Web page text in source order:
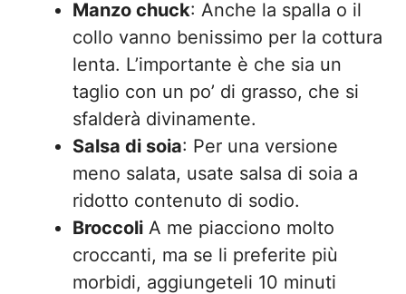
Manzo chuck: Anche la spalla o il
collo vanno benissimo per la cottura
lenta. L’importante è che sia un
taglio con un po’ di grasso, che si
sfalderà divinamente.
Salsa di soia: Per una versione
meno salata, usate salsa di soia a
ridotto contenuto di sodio.
Broccoli A me piacciono molto
croccanti, ma se li preferite più
morbidi, aggiungeteli 10 minuti